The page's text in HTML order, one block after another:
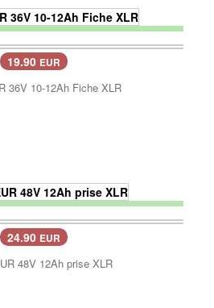
19.90 EUR
36V 10-12Ah Fiche XLR
24.90 EUR
48V 12Ah prise XLR